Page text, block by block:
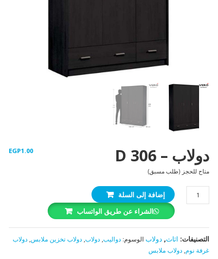
دولاب – D 306 EGP1.00
متاح للحجز (طلب مسبق)
كمية
دولاب
306
إضافة إلى السلة
الشراء عن طريق الواتساب
التصنيفات: اثاث, دولاب الوسوم: دواليب, دولاب, دولاب تخزين ملابس, دولاب
غرفة نوم, دولاب ملابس